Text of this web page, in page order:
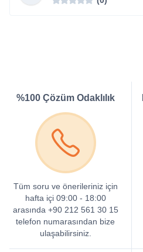
%100 Çözüm Odaklılık
Tüm soru ve önerileriniz için
hafta içi 09:00 - 18:00
arasında +90 212 561 30 15
telefon numarasından bize
ulaşabilirsiniz.